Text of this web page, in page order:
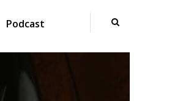
Podcast